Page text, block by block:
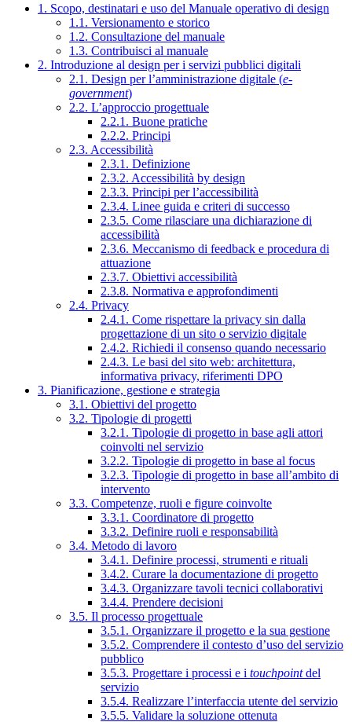
1. Scopo, destinatari e uso del Manuale operativo di design
1.1. Versionamento e storico
1.2. Consultazione del manuale
1.3. Contribuisci al manuale
2. Introduzione al design per i servizi pubblici digitali
2.1. Design per l’amministrazione digitale (e-
government)
2.2. L’approccio progettuale
2.2.1. Buone pratiche
2.2.2. Principi
2.3. Accessibilità
2.3.1. Definizione
2.3.2. Accessibilità by design
2.3.3. Principi per l’accessibilità
2.3.4. Linee guida e criteri di successo
2.3.5. Come rilasciare una dichiarazione di
accessibilità
2.3.6. Meccanismo di feedback e procedura di
attuazione
2.3.7. Obiettivi accessibilità
2.3.8. Normativa e approfondimenti
2.4. Privacy
2.4.1. Come rispettare la privacy sin dalla
progettazione di un sito o servizio digitale
2.4.2. Richiedi il consenso quando necessario
2.4.3. Le basi del sito web: architettura,
informativa privacy, riferimenti DPO
3. Pianificazione, gestione e strategia
3.1. Obiettivi del progetto
3.2. Tipologie di progetti
3.2.1. Tipologie di progetto in base agli attori
coinvolti nel servizio
3.2.2. Tipologie di progetto in base al focus
3.2.3. Tipologie di progetto in base all’ambito di
intervento
3.3. Competenze, ruoli e figure coinvolte
3.3.1. Coordinatore di progetto
3.3.2. Definire ruoli e responsabilità
3.4. Metodo di lavoro
3.4.1. Definire processi, strumenti e rituali
3.4.2. Curare la documentazione di progetto
3.4.3. Organizzare tavoli tecnici collaborativi
3.4.4. Prendere decisioni
3.5. Il processo progettuale
3.5.1. Organizzare il progetto e la sua gestione
3.5.2. Comprendere il contesto d’uso del servizio
pubblico
3.5.3. Progettare i processi e i touchpointdel
servizio
3.5.4. Realizzare l’interfaccia utente del servizio
3.5.5. Validare la soluzione ottenuta